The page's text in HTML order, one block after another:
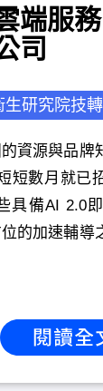
端服務
司
研究院技
資源與品牌
短數月就已
具備AI 2.0
的加速輔導